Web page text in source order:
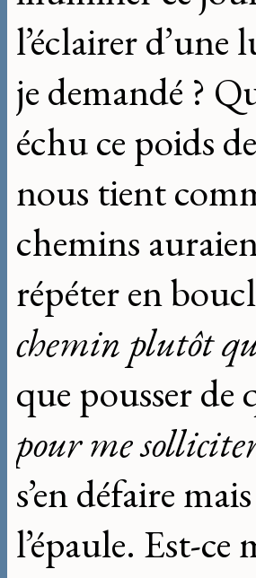
l’éclairer
je demandé ?
échu ce poids
nous tient
chemins
répéter en
chemin plutôt
que pousser
pour me
s’en défaire
l’épaule. Est-